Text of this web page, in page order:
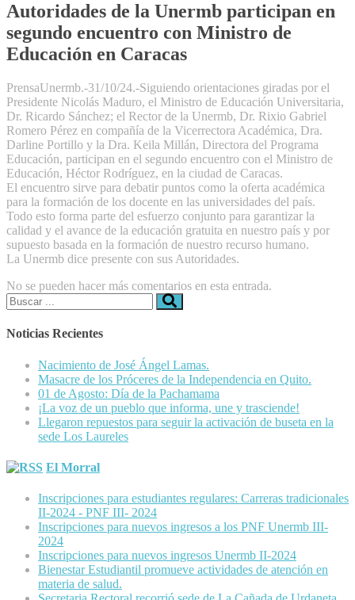
Autoridades de la Unermb participan en
segundo encuentro con Ministro de
Educación en Caracas
PrensaUnermb.-31/10/24.-Siguiendo orientaciones giradas por el
Presidente Nicolás Maduro, el Ministro de Educación Universitaria,
Dr. Ricardo Sánchez; el Rector de la Unermb, Dr. Rixio Gabriel
Romero Pérez en compañía de la Vicerrectora Académica, Dra.
Darline Portillo y la Dra. Keila Millán, Directora del Programa
Educación, participan en el segundo encuentro con el Ministro de
Educación, Héctor Rodríguez, en la ciudad de Caracas.
El encuentro sirve para debatir puntos como la oferta académica
para la formación de los docente en las universidades del país.
Todo esto forma parte del esfuerzo conjunto para garantizar la
calidad y el avance de la educación gratuita en nuestro país y por
supuesto basada en la formación de nuestro recurso humano.
La Unermb dice presente con sus Autoridades.
No se pueden hacer más comentarios en esta entrada.
Buscar:
Noticias Recientes
Nacimiento de José Ángel Lamas.
Masacre de los Próceres de la Independencia en Quito.
01 de Agosto: Día de la Pachamama
¡La voz de un pueblo que informa, une y trasciende!
Llegaron repuestos para seguir la activación de buseta en la
sede Los Laureles
El Morral
Inscripciones para estudiantes regulares: Carreras tradicionales
II-2024 - PNF III- 2024
Inscripciones para nuevos ingresos a los PNF Unermb III-
2024
Inscripciones para nuevos ingresos Unermb II-2024
Bienestar Estudiantil promueve actividades de atención en
materia de salud.